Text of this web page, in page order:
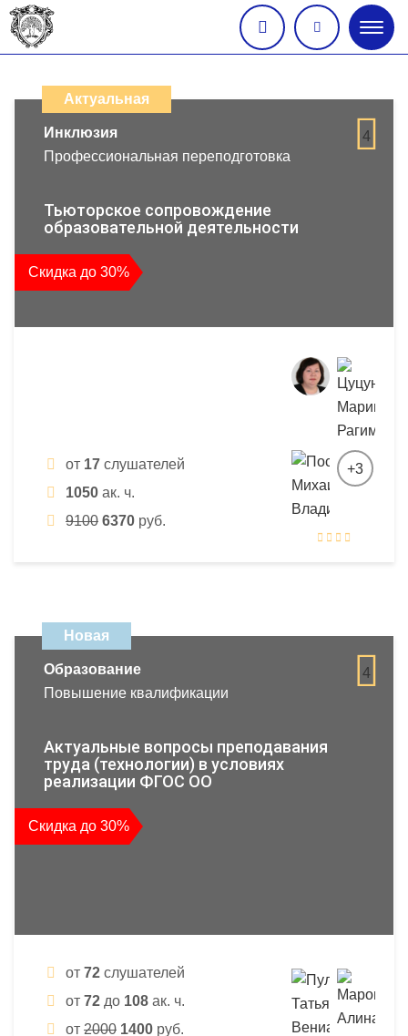
меню
дистанционных
образовательных
повышения
квалификации
и
профессиональной
Актуальная
4
Инклюзия
Профессиональная переподготовка
Тьюторское сопровождение
образовательной деятельности
Скидка до 30%
от 17 слушателей
1050 ак. ч.
9100 6370 руб.
+3
Новая
4
Образование
Повышение квалификации
Актуальные вопросы преподавания
труда (технологии) в условиях
реализации ФГОС ОО
Скидка до 30%
от 72 слушателей
от 72 до 108 ак. ч.
от 2000 1400 руб.